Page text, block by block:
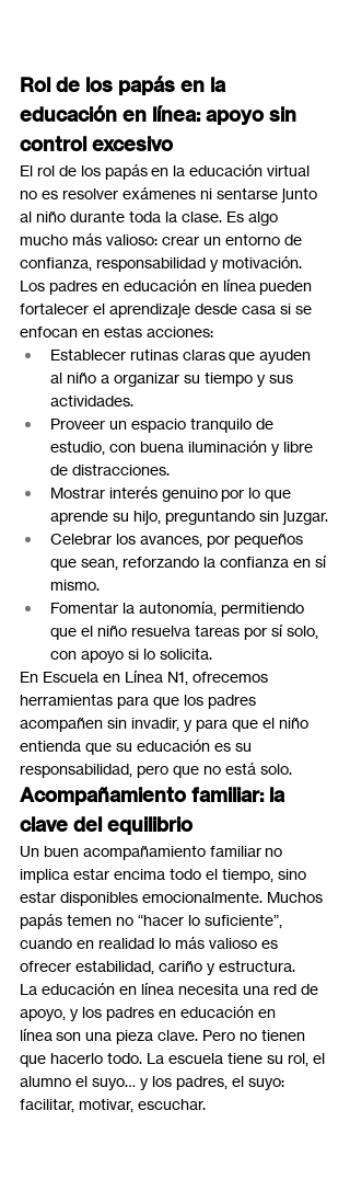
Rol de los papás en la
educación en línea: apoyo sin
control excesivo
El rol de los papás en la educación virtual
no es resolver exámenes ni sentarse junto
al niño durante toda la clase. Es algo
mucho más valioso: crear un entorno de
confianza, responsabilidad y motivación.
Los padres en educación en línea pueden
fortalecer el aprendizaje desde casa si se
enfocan en estas acciones:
Establecer rutinas claras que ayuden
al niño a organizar su tiempo y sus
actividades.
Proveer un espacio tranquilo de
estudio, con buena iluminación y libre
de distracciones.
Mostrar interés genuino por lo que
aprende su hijo, preguntando sin juzgar.
Celebrar los avances, por pequeños
que sean, reforzando la confianza en sí
mismo.
Fomentar la autonomía, permitiendo
que el niño resuelva tareas por sí solo,
con apoyo si lo solicita.
En Escuela en Línea N1, ofrecemos
herramientas para que los padres
acompañen sin invadir, y para que el niño
entienda que su educación es su
responsabilidad, pero que no está solo.
Acompañamiento familiar: la
clave del equilibrio
Un buen acompañamiento familiar no
implica estar encima todo el tiempo, sino
estar disponibles emocionalmente. Muchos
papás temen no “hacer lo suficiente”,
cuando en realidad lo más valioso es
ofrecer estabilidad, cariño y estructura.
La educación en línea necesita una red de
apoyo, y los padres en educación en
línea son una pieza clave. Pero no tienen
que hacerlo todo. La escuela tiene su rol, el
alumno el suyo… y los padres, el suyo:
facilitar, motivar, escuchar.